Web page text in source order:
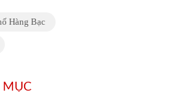
Hàng Bạc
MỤC